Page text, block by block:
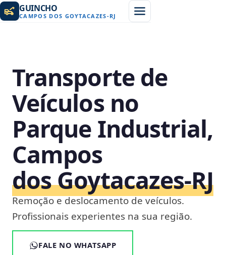
GUINCHO
CAMPOS DOS GOYTACAZES-RJ
Transporte de
Veículos no
Parque Industrial,
Campos
dos Goytacazes‑RJ
Remoção e deslocamento de veículos.
Profissionais experientes na sua região.
FALE NO WHATSAPP